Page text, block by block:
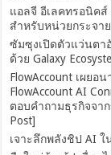
แอลจี อีเลคทรอนิคส์
สำหรับหน่วยกระจา
ซัมซุงเปิดตัวแว่นตา
ด้วย Galaxy
FlowAccount เผยอ
FlowAccount AI
ตอบคำถามธุรกิจจา
Post]
เจาะลึกพลังชิป AI